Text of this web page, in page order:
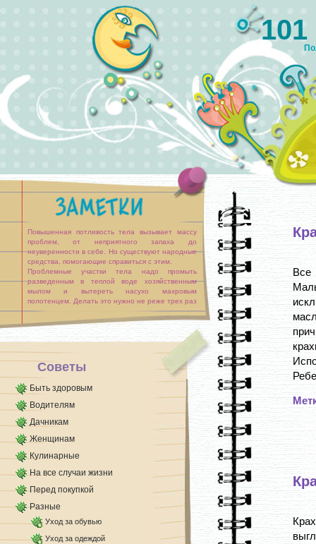
Повышенная потливость тела вызывает массу
проблем, от неприятного запаха до
неуверенности в себе. Но существуют народные
средства, помогающие справиться с этим.
Проблемные участки тела надо промыть
разведенным в теплой воде хозяйственным
мылом и вытереть насухо махровым
полотенцем. Делать это нужно не реже трех раз
в день.
Повышенное потоотделение можно снять с
Советы
Быть здоровым
Водителям
Дачникам
Женщинам
Кулинарные
На все случаи жизни
Перед покупкой
Разные
Уход за обувью
Уход за одеждой
Все